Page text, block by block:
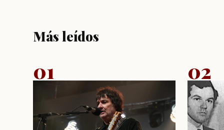
Más leídos
01 02